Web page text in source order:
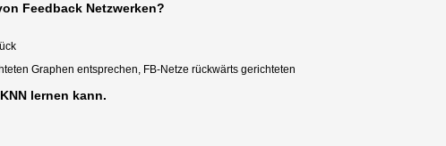
Feedback Netzwerken?
Graphen entsprechen, FB-Netze rückwärts gerichteten
lernen kann.